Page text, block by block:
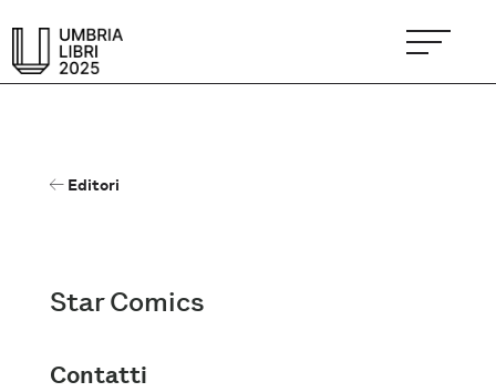
Editori
Star Comics
Contatti